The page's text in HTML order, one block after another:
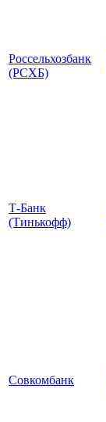
Россельхозбанк
(РСХБ)
Т-Банк
(Тинькофф)
Совкомбанк